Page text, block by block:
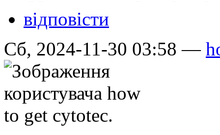
відповісти
Сб, 2024-11-30 03:58 —